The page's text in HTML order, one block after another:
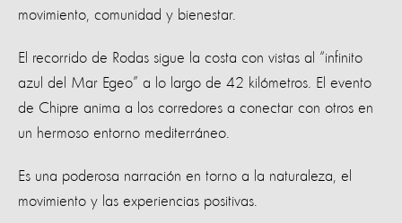
movimiento, comunidad y bienestar.
El recorrido de Rodas sigue la costa con vistas al “infinito
azul del Mar Egeo” a lo largo de 42 kilómetros. El evento
de Chipre anima a los corredores a conectar con otros en
un hermoso entorno mediterráneo.
Es una poderosa narración en torno a la naturaleza, el
movimiento y las experiencias positivas.